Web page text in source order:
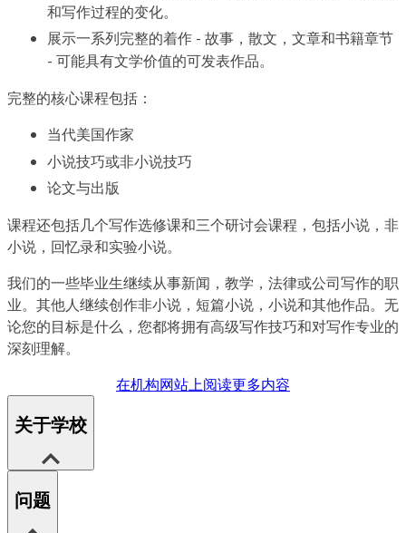
和写作过程的变化。
展示一系列完整的着作 - 故事，散文，文章和书籍章节
- 可能具有文学价值的可发表作品。
完整的核心课程包括：
当代美国作家
小说技巧或非小说技巧
论文与出版
课程还包括几个写作选修课和三个研讨会课程，包括小说，非
小说，回忆录和实验小说。
我们的一些毕业生继续从事新闻，教学，法律或公司写作的职
业。其他人继续创作非小说，短篇小说，小说和其他作品。无
论您的目标是什么，您都将拥有高级写作技巧和对写作专业的
深刻理解。
在机构网站上阅读更多内容
关于学校
问题